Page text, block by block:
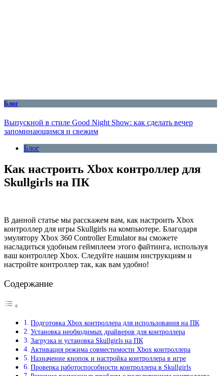
Блог
Выпускной в стиле Good Night Show: как сделать вечер
запоминающимся и свежим
Блог
Как настроить Xbox контроллер для
Skullgirls на ПК
В данной статье мы расскажем вам, как настроить Xbox
контроллер для игры Skullgirls на компьютере. Благодаря
эмулятору Xbox 360 Controller Emulator вы сможете
насладиться удобным геймплеем этого файтинга, используя
ваш контроллер Xbox. Следуйте нашим инструкциям и
настройте контроллер так, как вам удобно!
Содержание
Подготовка Xbox контроллера для использования на ПК
Установка необходимых драйверов для контроллера
Загрузка и установка Skullgirls на ПК
Активация режима совместимости Xbox контроллера
Назначение кнопок и настройка контроллера в игре
Проверка работоспособности контроллера в Skullgirls